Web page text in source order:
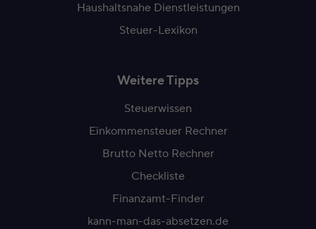
Haushaltsnahe Dienstleistungen
Steuer-Lexikon
Weitere Tipps
Steuerwissen
Einkommensteuer Rechner
Brutto Netto Rechner
Checkliste
Finanzamt-Finder
kann-man-das-absetzen.de